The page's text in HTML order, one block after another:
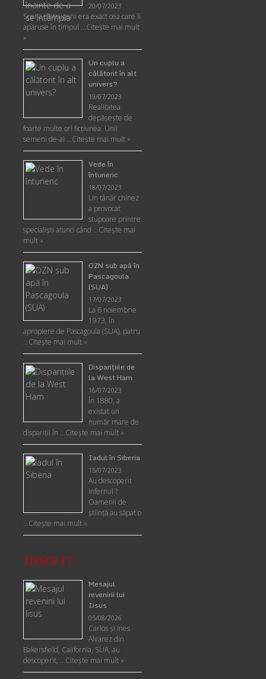
20/07/2023
Scena distrugerii era exact cea care îi
apăruse în timpul …Citește mai mult
»
Un cuplu a
călătorit în alt
univers?
19/07/2023
Realitatea
depăşeşte de
foarte multe ori ficţiunea. Unii
semeni de-ai …Citește mai mult »
Vede în
întuneric
18/07/2023
Un tânăr chinez
a provocat
stupoare printre
specialişti atunci când …Citește mai
mult »
OZN sub apă în
Pascagoula
(SUA)
17/07/2023
La 6 noiembrie
1973, în
apropiere de Pascagoula (SUA), patru
…Citește mai mult »
Disparițiile de
la West Ham
16/07/2023
În 1880, a
existat un
număr mare de
dispariții în …Citește mai mult »
Iadul în Siberia
15/07/2023
Au descoperit
Infernul ?
Oamenii de
ştiinţă au săpat o
…Citește mai mult »
INSOLIT
Mesajul
revenirii lui
Iisus
05/08/2026
Carlos şi Ines
Alvarez din
Bakersfield, California, SUA, au
descoperit, …Citeşte mai mult »